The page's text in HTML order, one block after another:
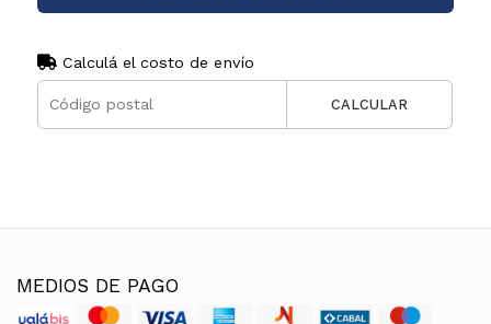
Calculá el costo de envío
CALCULAR
MEDIOS DE PAGO